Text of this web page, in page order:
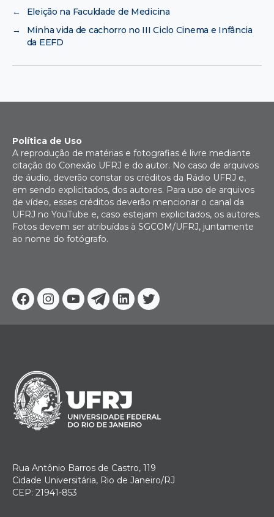
←
Eleição na Faculdade de Medicina
→
Minha vida de cachorro no III Ciclo Cinema e Infância
da EEFD
Facebook
Instagram
YoutubeTelegram
Linkedin
Twitter
Política de Uso
A reprodução de matérias e fotografias é livre mediante
citação do Conexão UFRJ e do autor. No caso de arquivos
de áudio, deverão constar os créditos da Rádio UFRJ e,
em sendo explicitados, dos autores. Para uso de arquivos
de vídeo, esses créditos deverão mencionar o canal da
UFRJ no YouTube e, caso estejam explicitados, os autores.
Fotos devem ser atribuídas à SGCOM/UFRJ, juntamente
ao nome do fotógrafo.
Rua Antônio Barros de Castro, 119
Cidade Universitária, Rio de Janeiro/RJ
CEP: 21941-853